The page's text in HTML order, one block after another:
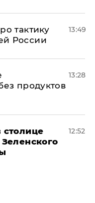
тактику
России
13:49
продуктов
13:28
столице
12:52